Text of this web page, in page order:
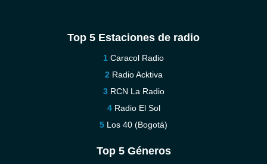
Top 5 Estaciones de radio
Caracol Radio
Radio Acktiva
RCN La Radio
Radio El Sol
Los 40 (Bogotá)
Top 5 Géneros